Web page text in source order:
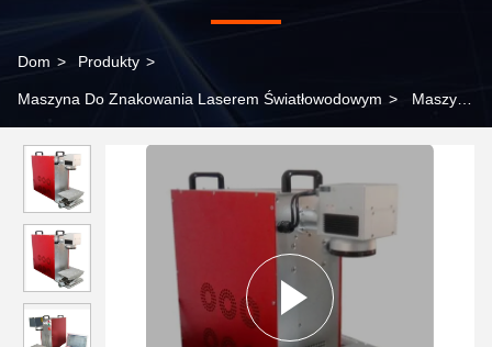
Dom > Produkty >
Maszyna Do Znakowania Laserem Światłowodowym > Maszyna